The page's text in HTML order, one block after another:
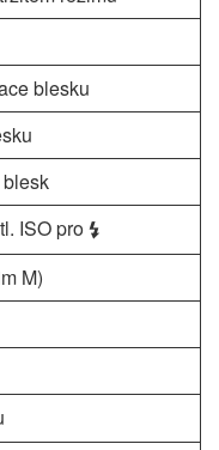
blesku
ISO pro c
M)